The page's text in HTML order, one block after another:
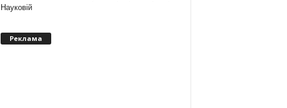
Науковій
Реклама